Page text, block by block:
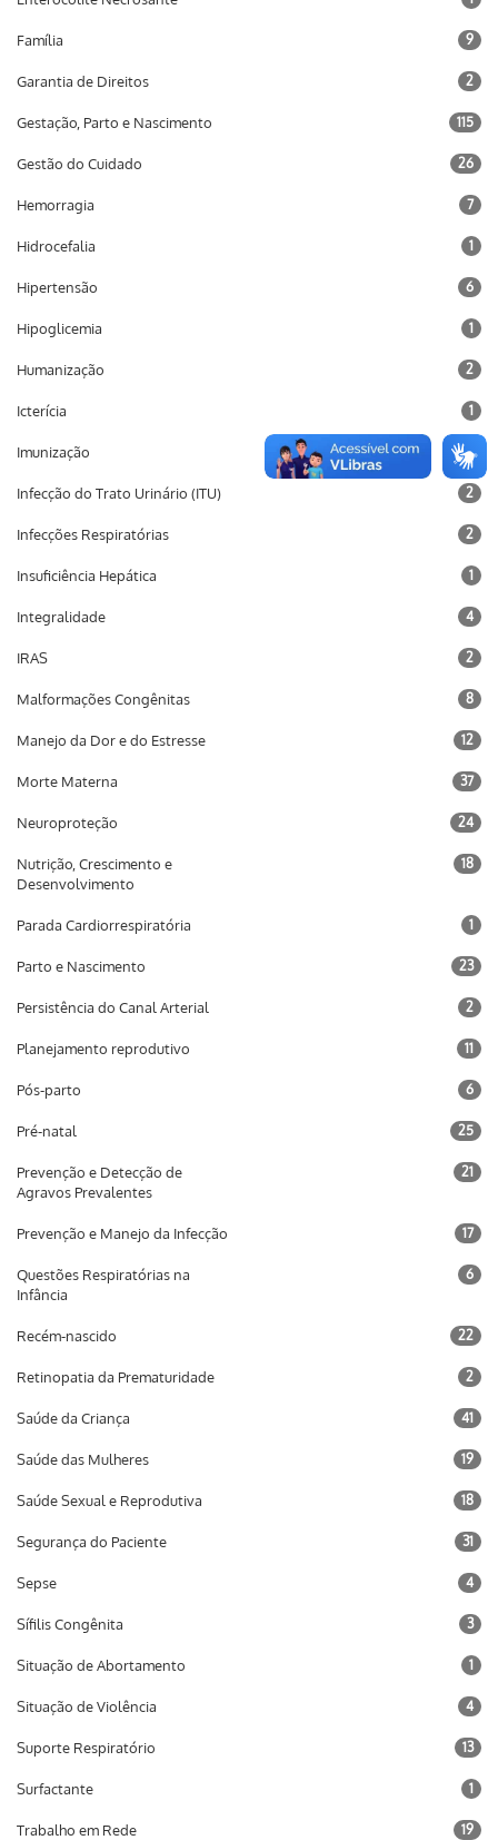
Família 9
Garantia de Direitos 2
Gestação, Parto e Nascimento 115
Gestão do Cuidado 26
Hemorragia 7
Hidrocefalia 1
Hipertensão 6
Hipoglicemia 1
Humanização 2
Icterícia 1
Imunização 10
Infecção do Trato Urinário (ITU) 2
Infecções Respiratórias 2
Insuficiência Hepática 1
Integralidade 4
IRAS 2
Malformações Congênitas 8
Manejo da Dor e do Estresse 12
Morte Materna 37
Neuroproteção 24
Nutrição, Crescimento e
Desenvolvimento
18
Parada Cardiorrespiratória 1
Parto e Nascimento 23
Persistência do Canal Arterial 2
Planejamento reprodutivo 11
Pós-parto 6
Pré-natal 25
Prevenção e Detecção de
Agravos Prevalentes
21
Prevenção e Manejo da Infecção 17
Questões Respiratórias na
Infância
6
Recém-nascido 22
Retinopatia da Prematuridade 2
Saúde da Criança 41
Saúde das Mulheres 19
Saúde Sexual e Reprodutiva 18
Segurança do Paciente 31
Sepse 4
Sífilis Congênita 3
Situação de Abortamento 1
Situação de Violência 4
Suporte Respiratório 13
Surfactante 1
Trabalho em Rede 19